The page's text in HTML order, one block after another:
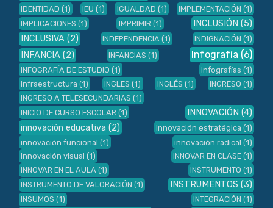
IDENTIDAD (1) IEU (1) IGUALDAD (1) IMPLEMENTACIÓN (1)
IMPLICACIONES (1) IMPRIMIR (1) INCLUSIÓN (5)
INCLUSIVA (2) INDEPENDENCIA (1) INDIGNACIÓN (1)
INFANCIA (2) INFANCIAS (1) Infografía (6)
INFOGRAFÍA DE ESTUDIO (1) infografías (1)
infraestructura (1) INGLES (1) INGLÉS (1) INGRESO (1)
INGRESO A TELESECUNDARIAS (1)
INICIO DE CURSO ESCOLAR (1) INNOVACIÓN (4)
innovación educativa (2) innovación estratégica (1)
innovación funcional (1) innovación radical (1)
innovación visual (1) INNOVAR EN CLASE (1)
INNOVAR EN EL AULA (1) INSTRUMENTO (1)
INSTRUMENTO DE VALORACIÓN (1) INSTRUMENTOS (3)
INSUMOS (1) INTEGRACIÓN (1)